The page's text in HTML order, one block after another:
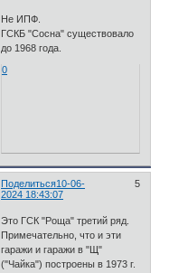
Не ИПФ.
ГСКБ "Сосна" существовало
до 1968 года.
0
Поделиться 5
10-06-
2024 18:43:07
Это ГСК "Роща" третий ряд.
Примечательно, что и эти
гаражи и гаражи в "Щ"
("Чайка") построены в 1973 г.